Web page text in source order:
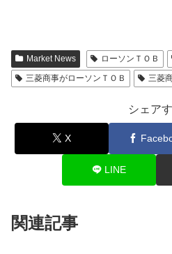
Market News ローソンＴＯＢ
三菱商事がローソンＴＯＢ
三菱
シェア
X
LINE
関連記事